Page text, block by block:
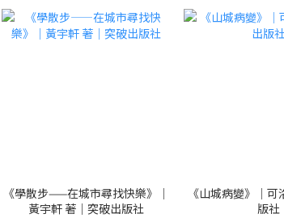
《學散步——在城市尋找快樂》｜
黃宇軒 著｜突破出版社
《山城病變》｜
版社